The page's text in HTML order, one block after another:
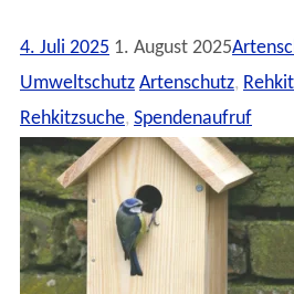
4. Juli 2025 1. August 2025
Umweltschutz Artenschutz,
Rehkitzsuche, Spendenaufruf